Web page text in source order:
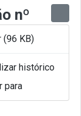
nº
(96 KB)
histórico
para